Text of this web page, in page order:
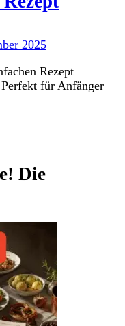
2025
Rezept
für Anfänger
Die